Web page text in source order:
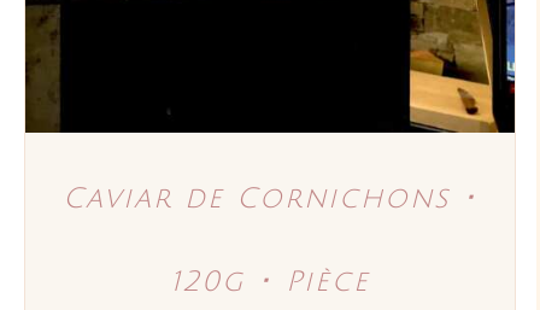
Caviar de Cornichons ･
120g ･ Pièce